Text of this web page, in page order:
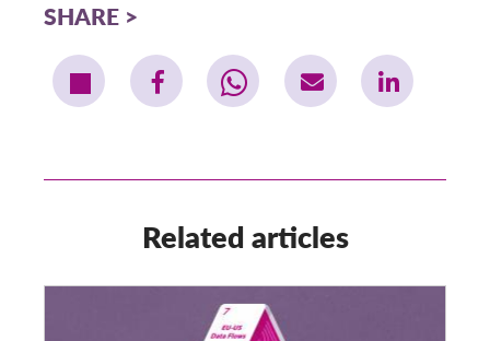
SHARE
Related articles